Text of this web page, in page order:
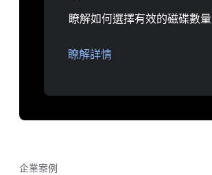
瞭解如何選擇有效的磁碟數量
瞭解詳情
企業案例